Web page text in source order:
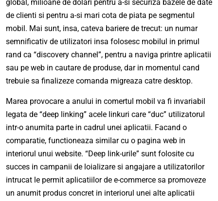
global, milioane de dolari pentru a-si securiza bazele de date
de clienti si pentru a-si mari cota de piata pe segmentul
mobil. Mai sunt, insa, cateva bariere de trecut: un numar
semnificativ de utilizatori insa folosesc mobilul in primul
rand ca “discovery channel”, pentru a naviga printre aplicatii
sau pe web in cautare de produse, dar in momentul cand
trebuie sa finalizeze comanda migreaza catre desktop.
Marea provocare a anului in comertul mobil va fi invariabil
legata de “deep linking” acele linkuri care “duc” utilizatorul
intr-o anumita parte in cadrul unei aplicatii. Facand o
comparatie, functioneaza similar cu o pagina web in
interiorul unui website. “Deep link-urile” sunt folosite cu
succes in campanii de loializare si angajare a utilizatorilor
intrucat le permit aplicatiilor de e-commerce sa promoveze
un anumit produs concret in interiorul unei alte aplicatii